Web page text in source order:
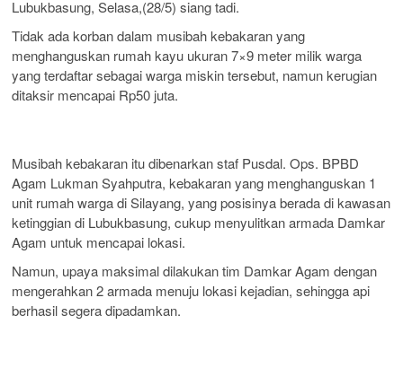
Lubukbasung, Selasa,(28/5) siang tadi.
Tidak ada korban dalam musibah kebakaran yang
menghanguskan rumah kayu ukuran 7×9 meter milik warga
yang terdaftar sebagai warga miskin tersebut, namun kerugian
ditaksir mencapai Rp50 juta.
Musibah kebakaran itu dibenarkan staf Pusdal. Ops. BPBD
Agam Lukman Syahputra, kebakaran yang menghanguskan 1
unit rumah warga di Silayang, yang posisinya berada di kawasan
ketinggian di Lubukbasung, cukup menyulitkan armada Damkar
Agam untuk mencapai lokasi.
Namun, upaya maksimal dilakukan tim Damkar Agam dengan
mengerahkan 2 armada menuju lokasi kejadian, sehingga api
berhasil segera dipadamkan.